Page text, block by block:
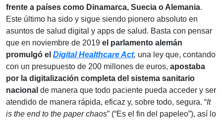
frente a países como Dinamarca, Suecia o Alemania.
Este último ha sido y sigue siendo pionero absoluto en
asuntos de salud digital y apps de salud. Basta con pensar
que en noviembre de 2019 el parlamento alemán
promulgó el Digital Healthcare Act, una ley que, contando
con un presupuesto de 200 millones de euros, apostaba
por la digitalización completa del sistema sanitario
nacional de manera que todo paciente pueda acceder y ser
atendido de manera rápida, eficaz y, sobre todo, segura. “It
is the end to the paper chaos” (“Es el fin del papeleo”), así lo